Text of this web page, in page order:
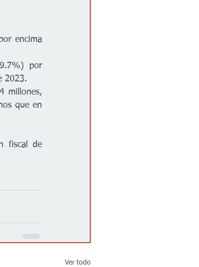
encima
por
2023.
millones,
que en
fiscal de
Ver todo